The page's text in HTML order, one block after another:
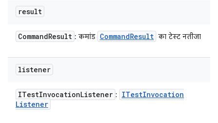
result
CommandResult : कमांड CommandResult का टेस्ट नतीजा
listener
ITestInvocationListener : ITestInvocation
Listener